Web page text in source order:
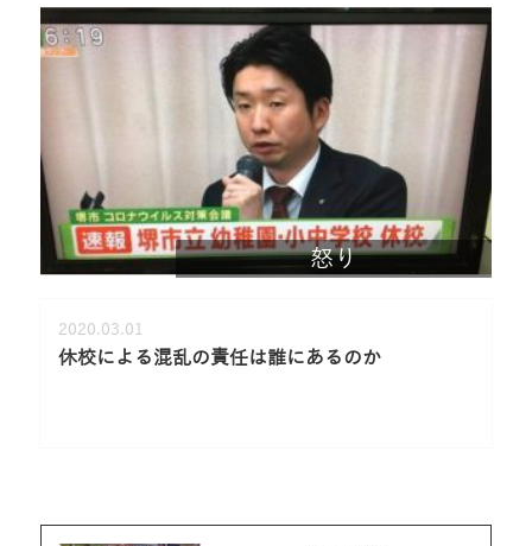
怒り
2020.03.01
休校による混乱の責任は誰にあるのか